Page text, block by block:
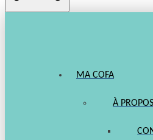
MA COFA
À PROPOS